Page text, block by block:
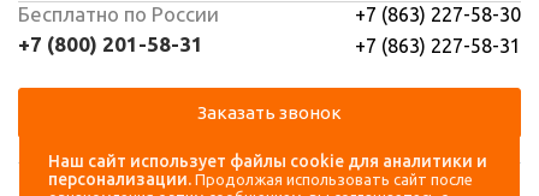
Навигация Аккаунт
Бесплатно по России
+7 (800) 201-58-31
+7 (863) 227-58-30
+7 (863) 227-58-31
Заказать звонок
Наш сайт использует файлы cookie для аналитики и
персонализации. Продолжая использовать сайт после